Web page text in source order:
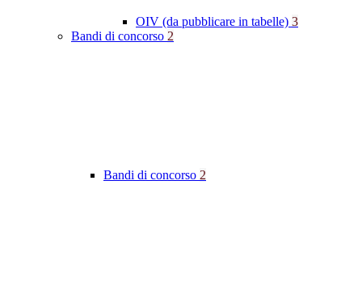
OIV (da pubblicare in tabelle) 3
Bandi di concorso 2
Bandi di concorso 2